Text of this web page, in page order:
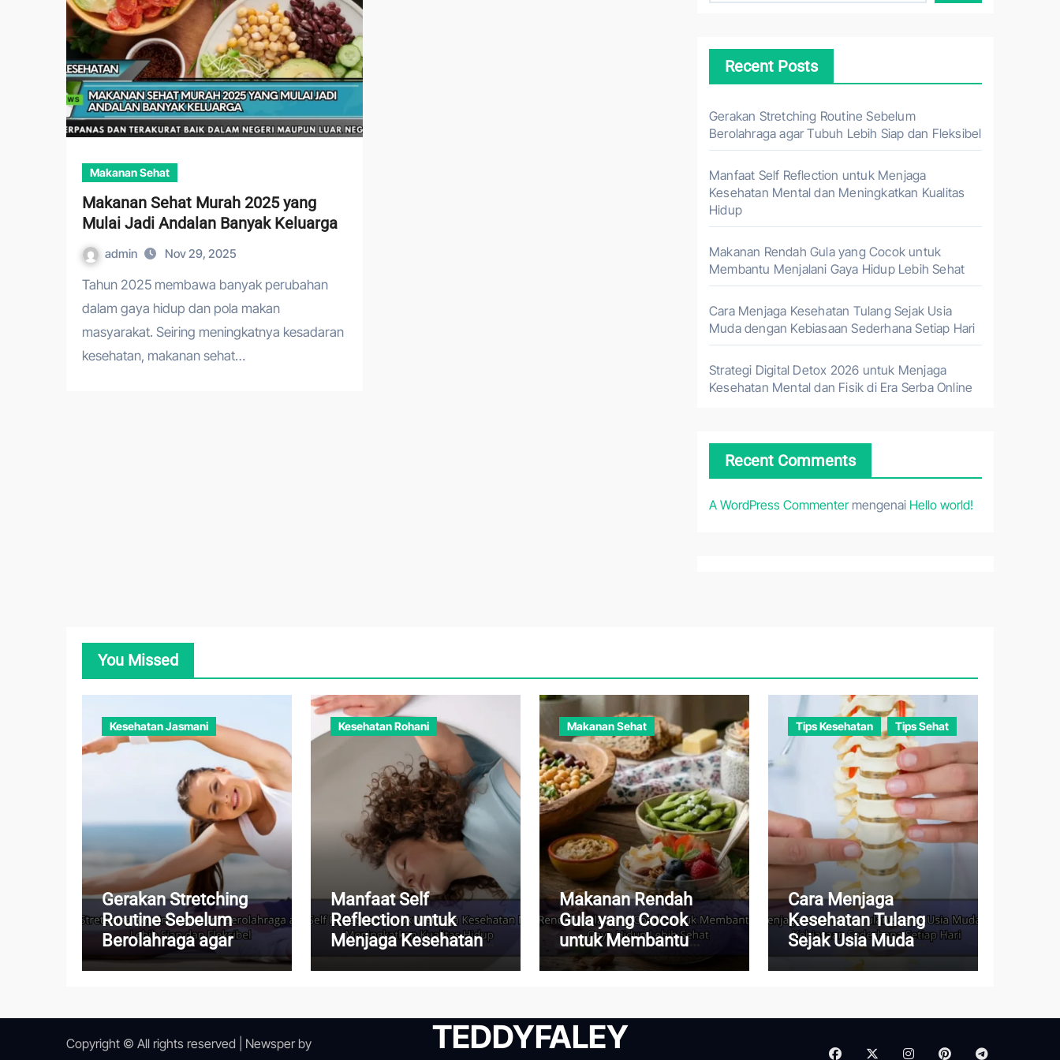
Makanan Sehat
Makanan Sehat Murah 2025 yang
Mulai Jadi Andalan Banyak Keluarga
admin Nov 29, 2025
Tahun 2025 membawa banyak perubahan
dalam gaya hidup dan pola makan
masyarakat. Seiring meningkatnya kesadaran
kesehatan, makanan sehat…
Recent Posts
Gerakan Stretching Routine Sebelum
Berolahraga agar Tubuh Lebih Siap dan Fleksibel
Manfaat Self Reflection untuk Menjaga
Kesehatan Mental dan Meningkatkan Kualitas
Hidup
Makanan Rendah Gula yang Cocok untuk
Membantu Menjalani Gaya Hidup Lebih Sehat
Cara Menjaga Kesehatan Tulang Sejak Usia
Muda dengan Kebiasaan Sederhana Setiap Hari
Strategi Digital Detox 2026 untuk Menjaga
Kesehatan Mental dan Fisik di Era Serba Online
Recent Comments
A WordPress Commentermengenai Hello world!
You Missed
Kesehatan Jasmani
Gerakan Stretching
Routine Sebelum
Berolahraga agar
Tubuh Lebih Siap dan
Kesehatan Rohani
Manfaat Self
Reflection untuk
Menjaga Kesehatan
Makanan Sehat
Makanan Rendah
Gula yang Cocok
untuk Membantu
Menjalani Gaya Hidup
Tips Kesehatan Tips Sehat
Cara Menjaga
Kesehatan Tulang
Sejak Usia Muda
dengan Kebiasaan
Copyright © All rights reserved Newsperby
TEDDYFALEY